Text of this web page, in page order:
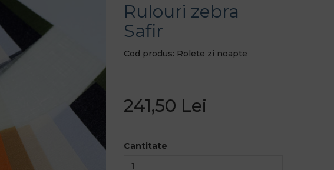
Rulouri zebra
Safir
Cod produs: Rolete zi noapte
241,50 Lei
Cantitate